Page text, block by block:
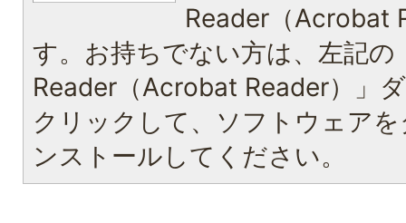
Reader（Acrobat
す。お持ちでない方は、左記の
Reader（Acrobat Reader）」
クリックして、ソフトウェア
ンストールしてください。